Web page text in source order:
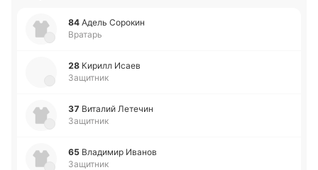
84 Адель Со­ро­кин
Вратарь
28 Кирилл Исаев
Защитник
37 Ви­та­лий Ле­те­чин
Защитник
65 Вла­ди­мир Иванов
Защитник